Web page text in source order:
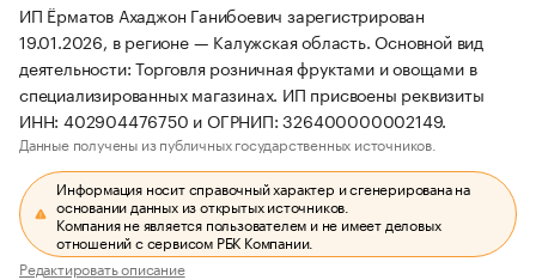
ИП Ёрматов Ахаджон Ганибоевич зарегистрирован
19.01.2026, в регионе — Калужская область. Основной вид
деятельности: Торговля розничная фруктами и овощами в
специализированных магазинах. ИП присвоены реквизиты
ИНН: 402904476750 и ОГРНИП: 326400000002149.
Данные получены из публичных государственных источников.
Информация носит справочный характер и сгенерирована на
основании данных из открытых источников.
Компания не является пользователем и не имеет деловых
отношений с сервисом РБК Компании.
Редактировать описание